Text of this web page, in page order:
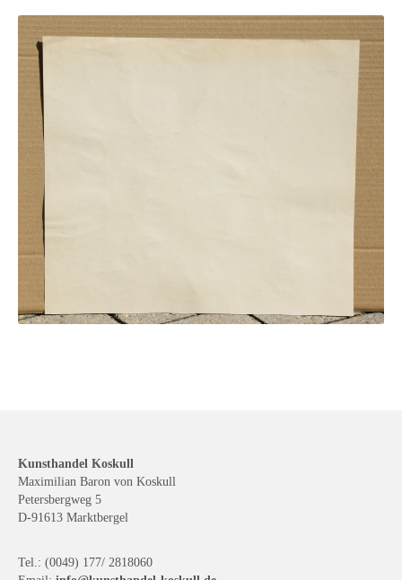
Kunsthandel Koskull
Maximilian Baron von Koskull
Petersbergweg 5
D-91613 Marktbergel
Tel.: (0049) 177/ 2818060